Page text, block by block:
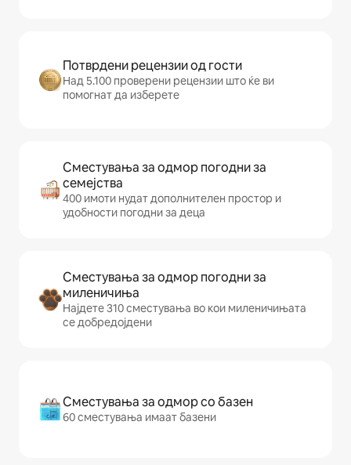
Потврдени рецензии од гости
Над 5.100 проверени рецензии што ќе ви
помогнат да изберете
Сместувања за одмор погодни за
семејства
400 имоти нудат дополнителен простор и
удобности погодни за деца
Сместувања за одмор погодни за
миленичиња
Најдете 310 сместувања во кои миленичињата
се добредојдени
Сместувања за одмор со базен
60 сместувања имаат базени